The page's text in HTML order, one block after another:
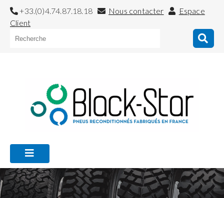
+33.(0)4.74.87.18.18 Nous contacter
Espace
Client